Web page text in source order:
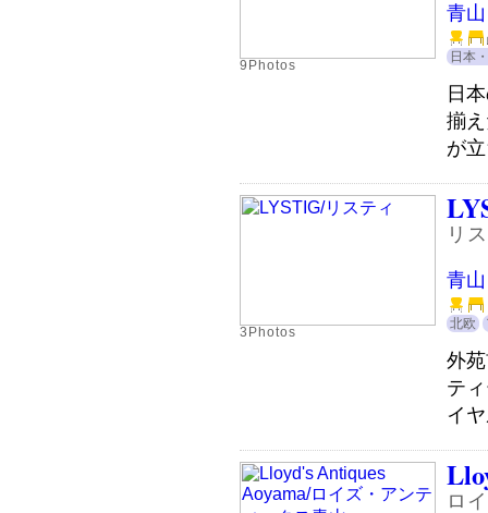
9Photos
青
日本
日
揃
が
3Photos
リ
青
北欧
外
テ
イ
ロ